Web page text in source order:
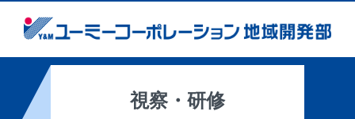
視察・研修